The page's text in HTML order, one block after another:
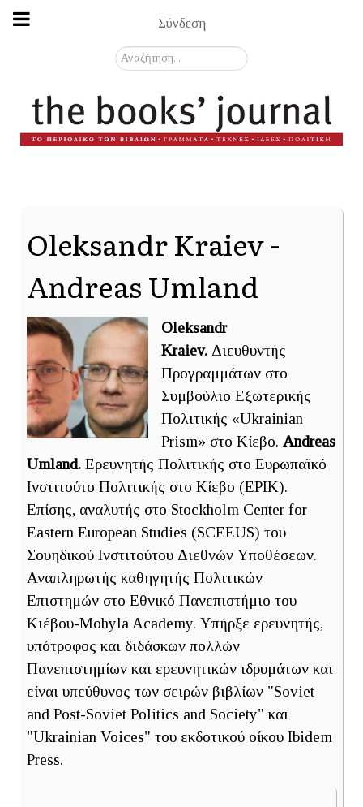
Σύνδεση
Αναζήτηση...
Oleksandr Kraiev -
Andreas Umland
Oleksandr
Kraiev. Διευθυντής
Προγραμμάτων στο
Συμβούλιο Εξωτερικής
Πολιτικής «Ukrainian
Prism» στο Κίεβο. Andreas
Umland. Ερευνητής Πολιτικής στο Ευρωπαϊκό
Ινστιτούτο Πολιτικής στο Κίεβο (EPIK).
Επίσης, αναλυτής στο Stockholm Center for
Eastern European Studies (SCEEUS) του
Σουηδικού Ινστιτούτου Διεθνών Υποθέσεων.
Αναπληρωτής καθηγητής Πολιτικών
Επιστημών στο Εθνικό Πανεπιστήμιο του
Κιέβου-Mohyla Academy. Υπήρξε ερευνητής,
υπότροφος και διδάσκων πολλών
Πανεπιστημίων και ερευνητικών ιδρυμάτων και
είναι υπεύθυνος των σειρών βιβλίων "Soviet
and Post-Soviet Politics and Society" και
"Ukrainian Voices" του εκδοτικού οίκου Ibidem
Press.